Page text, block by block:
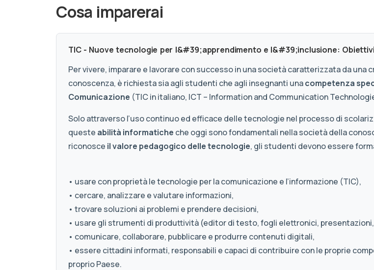
Cosa imparerai
TIC - Nuove tecnologie per l&#39;apprendimento e l&#39;inclusione:
Per vivere, imparare e lavorare con successo in una società caratterizzata da
conoscenza, è richiesta sia agli studenti che agli insegnanti unacompetenza
Comunicazione (TIC in italiano, ICT – Information and Communication
Solo attraverso l’uso continuo ed efficace delle tecnologie nel processo di
queste abilità informatiche che oggi sono fondamentali nella società della
riconosce il valore pedagogico delle tecnologie, gli studenti devono essere
• usare con proprietà le tecnologie per la comunicazione e l’informazione (TIC),
• cercare, analizzare e valutare informazioni,
• trovare soluzioni ai problemi e prendere decisioni,
• usare gli strumenti di produttività (editor di testo, fogli elettronici,
• comunicare, collaborare, pubblicare e produrre contenuti digitali,
• essere cittadini informati, responsabili e capaci di contribuire con le proprie
proprio Paese.